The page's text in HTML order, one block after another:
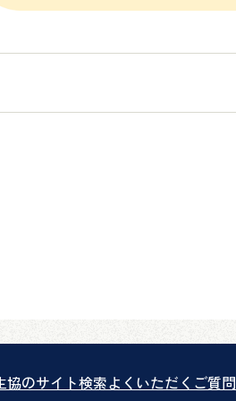
協のサイト検索よくいただくご質問